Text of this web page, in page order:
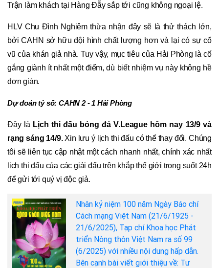
Trận làm khách tại Hàng Đẫy sắp tới cũng không ngoại lệ.
HLV Chu Đình Nghiêm thừa nhận đây sẽ là thử thách lớn,
bởi CAHN sở hữu đội hình chất lượng hơn và lại có sự cổ
vũ của khán giả nhà. Tuy vậy, mục tiêu của Hải Phòng là cố
gắng giành ít nhất một điểm, dù biết nhiệm vụ này không hề
đơn giản.
Dự đoán tỷ số: CAHN 2 - 1 Hải Phòng
Đây là Lịch thi đấu bóng đá V.League hôm nay 13/9 và
rạng sáng 14/9.Xin lưu ý lịch thi đấu có thể thay đổi. Chúng
tôi sẽ liên tục cập nhật một cách nhanh nhất, chính xác nhất
lịch thi đấu của các giải đấu trên khắp thế giới trong suốt 24h
để gửi tới quý vị độc giả.
Nhân kỷ niệm 100 năm Ngày Báo chí
Cách mạng Việt Nam (21/6/1925 -
21/6/2025), Tạp chí Khoa học Phát
triển Nông thôn Việt Nam ra số 99
(6/2025) với nhiều nội dung hấp dẫn.
Bên cạnh bài viết giới thiệu về: Tư